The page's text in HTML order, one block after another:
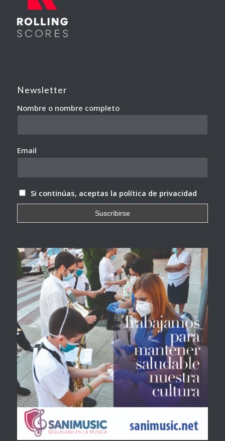
Newsletter
Nombre o nombre completo
Email
Si continúas, aceptas la política de privacidad